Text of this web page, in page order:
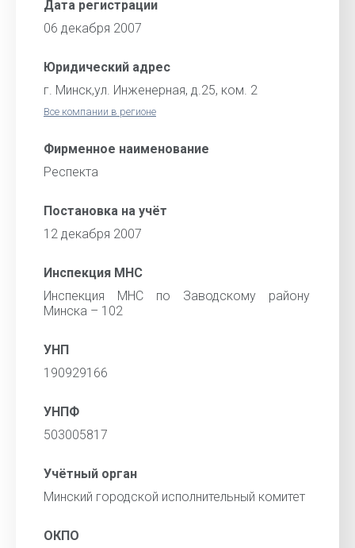
Дата регистрации
06 декабря 2007
Юридический адрес
г. Минск,ул. Инженерная, д.25, ком. 2
Все компании в регионе
Фирменное наименование
Респекта
Постановка на учёт
12 декабря 2007
Инспекция МНС
Инспекция МНС по Заводскому району
Минска – 102
УНП
190929166
УНПФ
503005817
Учётный орган
Минский городской исполнительный комитет
ОКПО